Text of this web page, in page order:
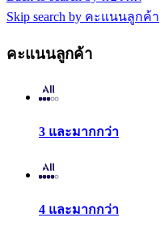
Skip search by คะแนนลูกค้า
คะแนนลูกค้า
3 และมากกว่า
4 และมากกว่า